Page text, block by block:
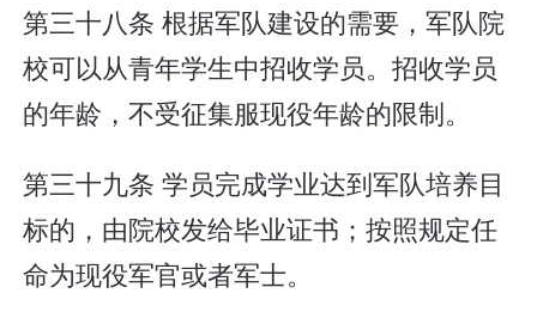
第三十八条 根据军队建设的需要，军队院
校可以从青年学生中招收学员。招收学员
的年龄，不受征集服现役年龄的限制。
第三十九条 学员完成学业达到军队培养目
标的，由院校发给毕业证书；按照规定任
命为现役军官或者军士。